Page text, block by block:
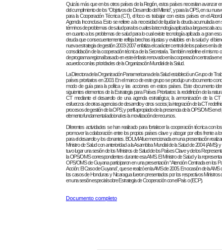
Quizás más que en los otros países de la Región, estos países necesitan avanzar
del cumplimiento de los “Objetivos de Desarrollo del Milenio”, y para la OPS, en su
para la Cooperación Técnica (CT), el foco es trabajar con estos países en el
Agenda Inconclusa. Esto se refiere a la necesidad de liquidar la deuda acumulada en
términos de problemas de salud para los cuales la tecnología aplicada a larga escala
en cuanto a los problemas de salud para lo cual existe tecnología aplicada a gran
deuda que consecuentemente refleja brechas injustas y evitables en la salud y el
nueva estrategia de gestión 2003-2007 enfatiza el carácter central de los países en la
consolidación de la cooperación técnica de la Secretaría. También redefine el mismo
de programa regional basado en este énfasis renovado en la cooperación centrada en
acuerdo con las prioridades de la Organización Mundial de la Salud.
La Directora de la Organización Panamericana de la Salud estableció un Grupo de
países prioritarios en 2003. En el marco de este grupo se produjo un documento
modo de guía para la política y las acciones en estos países. Este documento
siguientes elementos de la Estrategia para Países Prioritarios: la redefinición de la
CT mediante el desarrollo de una agenda estratégica; la armonización de la
esfuerzos de otras agencias de desarrollo y otros socios; la integración de la CT
procesos de gestión de la OPS; y perfil apropiado de la presencia de la OPS/OMS en el
elemento fundamental adicional es la movilización de recursos.
Diferentes actividades se han realizado para fortalecer la cooperación técnica con
promover la colaboración entre los propios países clave y abogar por ellos frente a
para el desarrollo y los donantes. BOLIVIA fue mencionada en una presentación
Ministro de Salud con anterioridad a la Asamblea Mundial de la Salud de 2004 (AMS)
tuvo lugar una sesión de los Ministros de Salud de los Países Clave y de los
la OPS/OMS correspondientes durante esa AMS. El Ministro de Salud y la
OPS/OMS de Guyana participaron en una presentación “Atención Centrada en los
Acción: El Caso de Guyana”, que se realizó en la AMS de 2005. En ocasión de la AMS
los casos de Honduras y Nicaragua fueron presentados por los respectivos Ministros
en una sesión especial sobre Estrategia de Cooperación con el País o (ECP).
Documento completo